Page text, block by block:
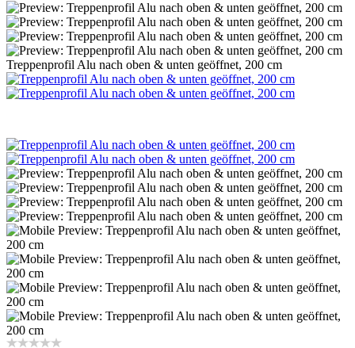
Treppenprofil Alu nach oben & unten geöffnet, 200 cm